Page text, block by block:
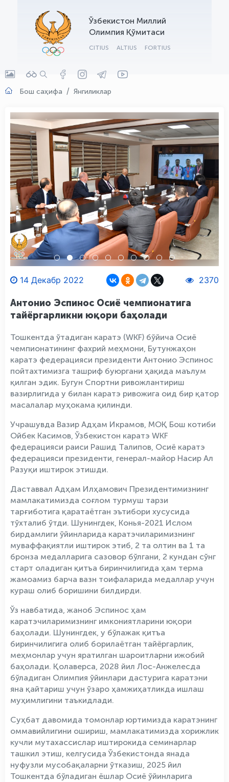
Ўзбекистон Миллий
Олимпия Қўмитаси
CITIUS ALTIUS FORTIUS
Бош саҳифа Янгиликлар
14 Декабр 2022 2370
Антонио Эспинос Осиё чемпионатига
тайёргарликни юқори баҳолади
Тошкентда ўтадиган каратэ (WKF) бўйича Осиё
чемпионатининг фахрий меҳмони, Бутунжаҳон
каратэ федерацияси президенти Антонио Эспинос
пойтахтимизга ташриф буюргани ҳақида маълум
қилган эдик. Бугун Спортни ривожлантириш
вазирлигида у билан каратэ ривожига оид бир қатор
масалалар муҳокама қилинди.
Учрашувда Вазир Адҳам Икрамов, МОҚ Бош котиби
Ойбек Касимов, Ўзбекистон каратэ WKF
федерацияси раиси Рашид Талипов, Осиё каратэ
федерацияси президенти, генерал-майор Насир Ал
Разуқи иштирок этишди.
Даставвал Адҳам Илҳамович Президентимизнинг
мамлакатимизда соғлом турмуш тарзи
тарғиботига қаратаётган эътибори хусусида
тўхталиб ўтди. Шунингдек, Конья-2021 Ислом
бирдамлиги ўйинларида каратэчиларимизнинг
муваффақиятли иштирок этиб, 2 та олтин ва 1 та
бронза медалларига сазовор бўлгани, 2 кундан сўнг
старт оладиган қитъа биринчилигида ҳам терма
жамоамиз барча вазн тоифаларида медаллар учун
кураш олиб боришини билдирди.
Ўз навбатида, жаноб Эспинос ҳам
каратэчиларимизнинг имкониятларини юқори
баҳолади. Шунингдек, у бўлажак қитъа
биринчилигига олиб борилаётган тайёргарлик,
меҳмонлар учун яратилган шароитларни ижобий
баҳолади. Қолаверса, 2028 йил Лос-Анжелесда
бўладиган Олимпия ўйинлари дастурига каратэни
яна қайтариш учун ўзаро ҳамжиҳатликда ишлаш
муҳимлигини таъкидлади.
Суҳбат давомида томонлар юртимизда каратэнинг
оммавийлигини ошириш, мамлакатимизда хорижлик
кучли мутахассислар иштирокида семинарлар
ташкил этиш, келгусида Ўзбекистонда янада
нуфузли мусобақаларни ўтказиш, 2025 йил
Тошкентда бўладиган ёшлар Осиё ўйинларига
OLYMPCHIK AI - yordamchi
Онлайн · olympic.uz